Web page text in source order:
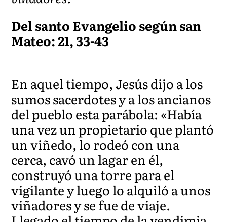
Del santo Evangelio según san
Mateo: 21, 33-43
En aquel tiempo, Jesús dijo a los
sumos sacerdotes y a los ancianos
del pueblo esta parábola: «Había
una vez un propietario que plantó
un viñedo, lo rodeó con una
cerca, cavó un lagar en él,
construyó una torre para el
vigilante y luego lo alquiló a unos
viñadores y se fue de viaje.